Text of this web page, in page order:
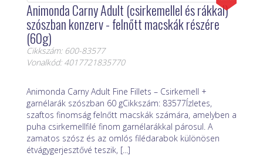
Animonda Carny Adult (csirkemellel és rákkal)
szószban konzerv - felnőtt macskák részére
(60g)
Cikkszám: 600-83577
Vonalkód: 4017721835770
Animonda Carny Adult Fine Fillets – Csirkemell +
garnélarák szószban 60 gCikkszám: 83577Ízletes,
szaftos finomság felnőtt macskák számára, amelyben a
puha csirkemellfilé finom garnélarákkal párosul. A
zamatos szósz és az omlós filédarabok különösen
étvágygerjesztővé teszik, [...]